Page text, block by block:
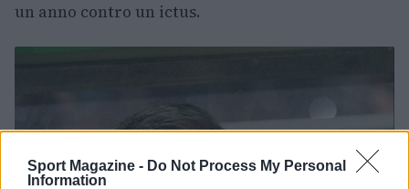
Sport Magazine - Do Not Process My Personal
Information
un anno contro un ictus.